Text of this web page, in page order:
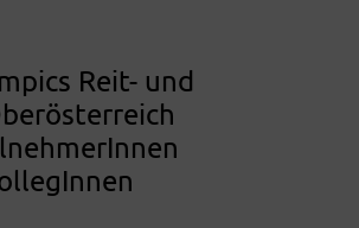
Reit- und